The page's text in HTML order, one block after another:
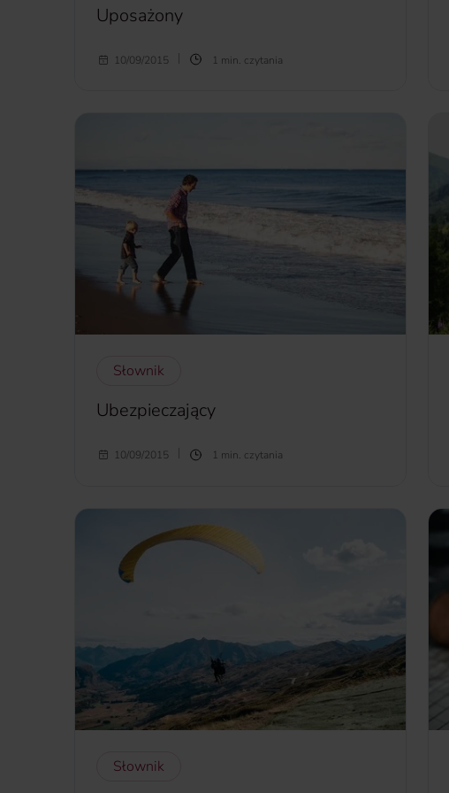
Uposażony
Uposażony- osoba lub instytucja wskazana przez
10/09/2015 1 min. czytania
Słownik
Ubezpieczający
Ubezpieczający – osoba fizyczna lub osoba prawna
umowę ubezpieczenia na zasadach określonych w
OWU i zobowiązana do zapłaty składki.
10/09/2015 1 min. czytania
Słownik